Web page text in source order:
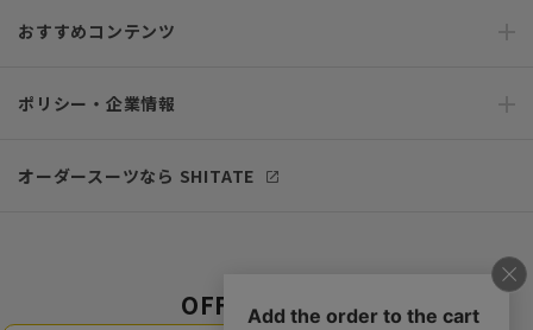
おすすめコンテンツ
ポリシー・企業情報
オーダースーツなら SHITATE
OFFICIAL SNS